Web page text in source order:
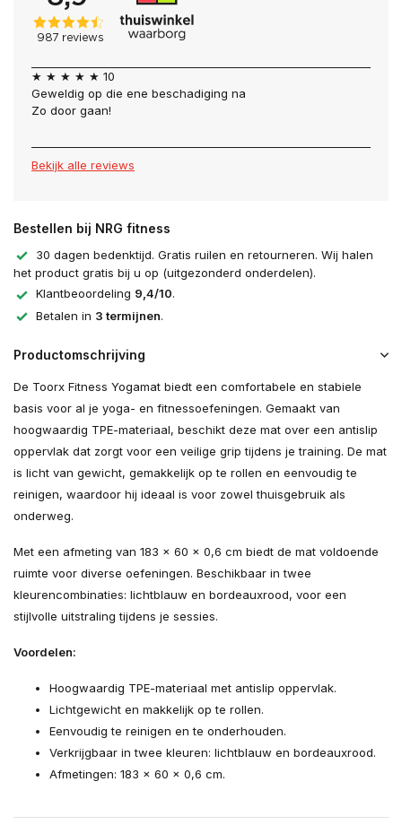
★ ★ ★ ★ ★ 10
Geweldig op die ene beschadiging na
Zo door gaan!
Bekijk alle reviews
Bestellen bij NRG fitness
30 dagen bedenktijd. Gratis ruilen en retourneren. Wij halen
het product gratis bij u op (uitgezonderd onderdelen).
Klantbeoordeling 9,4/10.
Betalen in 3 termijnen.
Productomschrijving
De Toorx Fitness Yogamat biedt een comfortabele en stabiele
basis voor al je yoga- en fitnessoefeningen. Gemaakt van
hoogwaardig TPE-materiaal, beschikt deze mat over een antislip
oppervlak dat zorgt voor een veilige grip tijdens je training. De mat
is licht van gewicht, gemakkelijk op te rollen en eenvoudig te
reinigen, waardoor hij ideaal is voor zowel thuisgebruik als
onderweg.
Met een afmeting van 183 x 60 x 0,6 cm biedt de mat voldoende
ruimte voor diverse oefeningen. Beschikbaar in twee
kleurencombinaties: lichtblauw en bordeauxrood, voor een
stijlvolle uitstraling tijdens je sessies.
Voordelen:
Hoogwaardig TPE-materiaal met antislip oppervlak.
Lichtgewicht en makkelijk op te rollen.
Eenvoudig te reinigen en te onderhouden.
Verkrijgbaar in twee kleuren: lichtblauw en bordeauxrood.
Afmetingen: 183 x 60 x 0,6 cm.